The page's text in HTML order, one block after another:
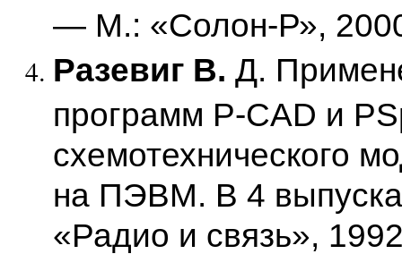
— М.: «Солон-Р»,
Разевиг В. Д.
программ P-CAD и
схемотехнического
на ПЭВМ. В 4
«Радио и связь»,